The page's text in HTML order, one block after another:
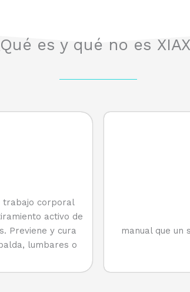
es y qué no es
trabajo corporal
activo de
Previene y cura
lumbares o
manual que un